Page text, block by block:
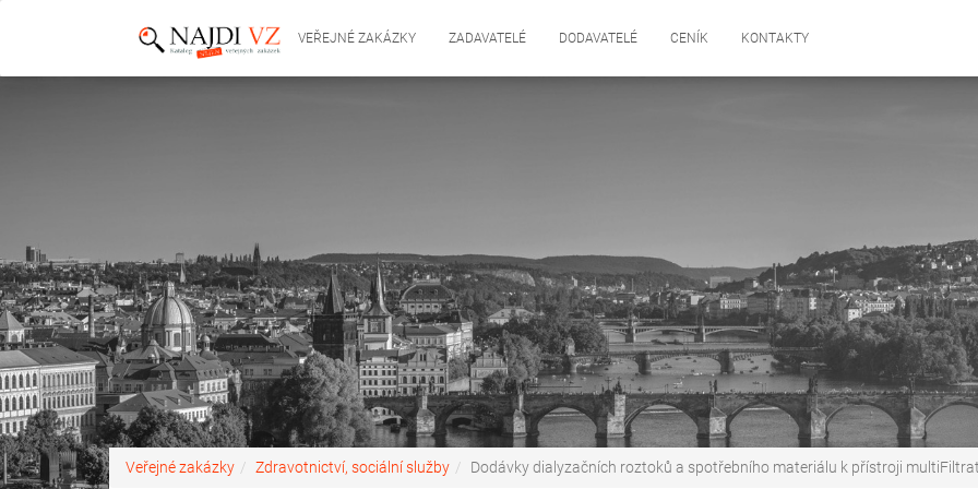
VEŘEJNÉ ZAKÁZKY ZADAVATELÉ DODAVATELÉ CENÍK KONTAKTY
Veřejné zakázky Zdravotnictví, sociální služby Dodávky dialyzačních roztoků a spotřebního materiálu k přístroji